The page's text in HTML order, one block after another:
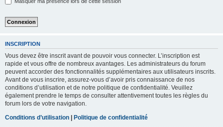
INSCRIPTION
Vous devez être inscrit avant de pouvoir vous connecter. L’inscription est
rapide et vous offre de nombreux avantages. Les administrateurs du forum
peuvent accorder des fonctionnalités supplémentaires aux utilisateurs inscrits.
Avant de vous inscrire, assurez-vous d’avoir pris connaissance de nos
conditions d’utilisation et de notre politique de confidentialité. Veuillez
également prendre le temps de consulter attentivement toutes les règles du
forum lors de votre navigation.
Conditions d’utilisation | Politique de confidentialité